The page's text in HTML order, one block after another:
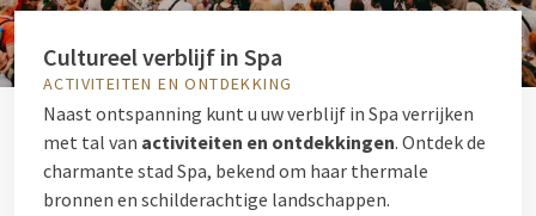
Cultureel verblijf in Spa
ACTIVITEITEN EN ONTDEKKING
Naast ontspanning kunt u uw verblijf in Spa verrijken
met tal van activiteiten en ontdekkingen. Ontdek de
charmante stad Spa, bekend om haar thermale
bronnen en schilderachtige landschappen.